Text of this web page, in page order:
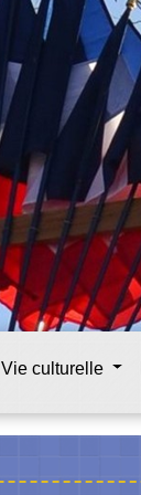
Vie culturelle